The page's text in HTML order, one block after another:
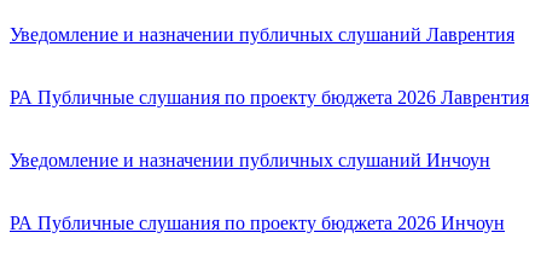
Уведомление и назначении публичных слушаний Лаврентия
РА Публичные слушания по проекту бюджета 2026 Лаврентия
Уведомление и назначении публичных слушаний Инчоун
РА Публичные слушания по проекту бюджета 2026 Инчоун